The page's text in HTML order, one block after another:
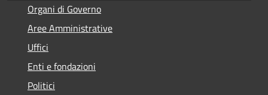
Organi di Governo
Aree Amministrative
Uffici
Enti e fondazioni
Politici